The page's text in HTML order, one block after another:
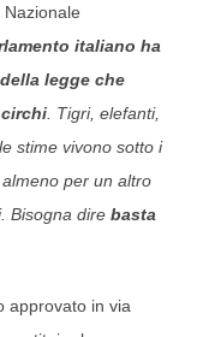
Nazionale
italiano ha
legge che
. Tigri, elefanti,
stime vivono sotto i
per un altro
Bisogna dire basta
approvato in via